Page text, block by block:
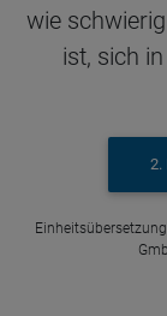
wie
ist, sich
2.